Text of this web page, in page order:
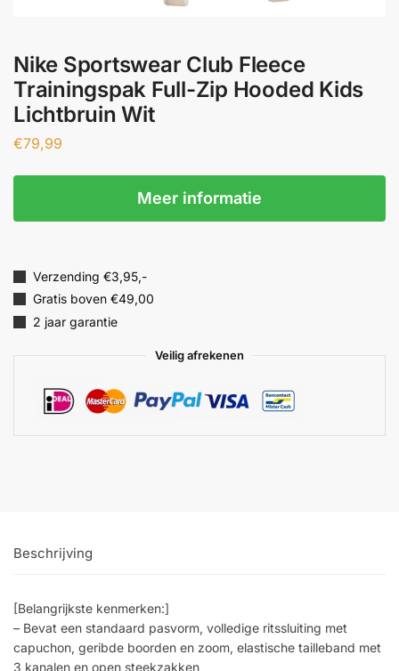
Nike Sportswear Club Fleece
Trainingspak Full-Zip Hooded Kids
Lichtbruin Wit
€79,99
Meer informatie
Verzending €3,95,-
Gratis boven €49,00
2 jaar garantie
Veilig afrekenen
Beschrijving
[Belangrijkste kenmerken:]
– Bevat een standaard pasvorm, volledige ritssluiting met
capuchon, geribde boorden en zoom, elastische tailleband met
3 kanalen en open steekzakken